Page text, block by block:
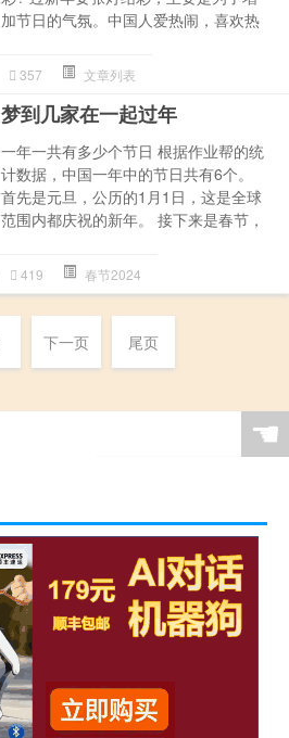
加节日的气氛。中国人爱热闹，喜欢热
357 文章列表
梦到几家在一起过年
一年一共有多少个节日 根据作业帮的统
计数据，中国一年中的节日共有6个。
首先是元旦，公历的1月1日，这是全球
范围内都庆祝的新年。 接下来是春节，
419 春节2024
下一页 尾页
☚